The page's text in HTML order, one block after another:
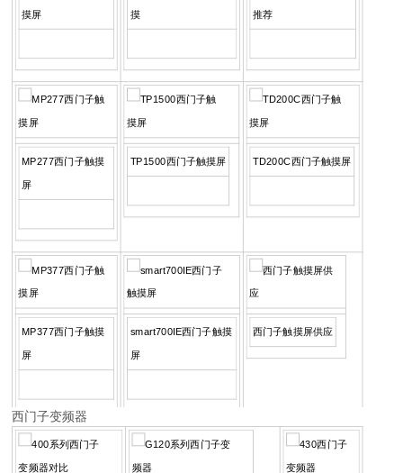
摸屏 摸 推荐
MP277西门子触摸
屏
TP1500西门子触摸屏 TD200C西门子触摸屏
MP377西门子触摸
屏
smart700IE西门子触摸
屏
西门子触摸屏供应
西门子变频器